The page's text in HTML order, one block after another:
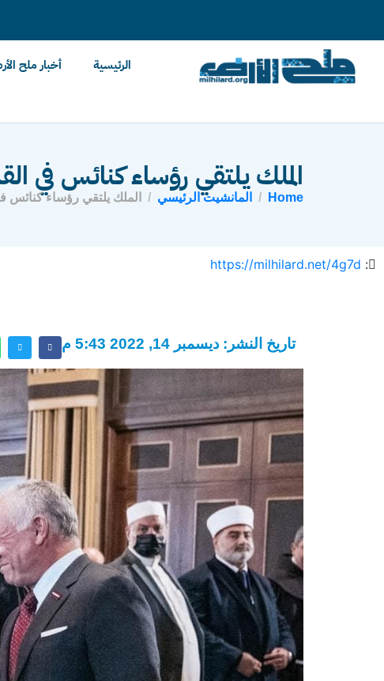
الرئيسية أخبار ملح
الملك يلتقي رؤساء كنائس في
Home المانشيت الرئيسي الملك يلتقي رؤساء كنائس
:
https://milhilard.net/4g7d
تاريخ النشر: ديسمبر 14, 2022 5:43 م